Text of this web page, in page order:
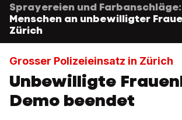
Sprayereien und Farbanschläge:
Menschen an unbewilligter
Zürich
Grosser Polizeieinsatz in Zürich
Unbewilligte
Demo beendet